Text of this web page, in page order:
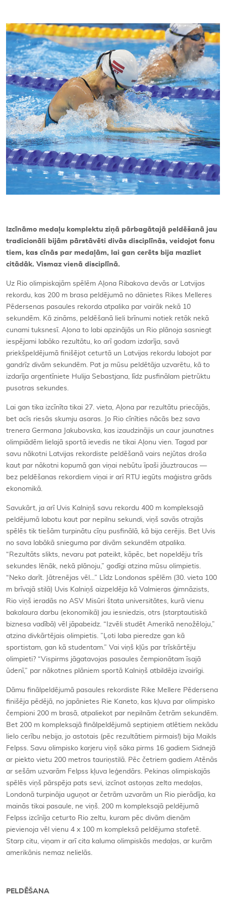
Izcīnāmo medaļu komplektu ziņā pārbagātajā peldēšanā jau
tradicionāli bijām pārstāvēti divās disciplīnās, veidojot fonu
tiem, kas cīnās par medaļām, lai gan cerēts bija mazliet
citādāk. Vismaz vienā disciplīnā.
Uz Rio olimpiskajām spēlēm Aļona Ribakova devās ar Latvijas
rekordu, kas 200 m brasa peldējumā no dānietes Rikes Melleres
Pēdersenas pasaules rekorda atpalika par vairāk nekā 10
sekundēm. Kā zināms, peldēšanā lieli brīnumi notiek retāk nekā
cunami tuksnesī. Aļona to labi apzinājās un Rio plānoja sasniegt
iespējami labāko rezultātu, ko arī godam izdarīja, savā
priekšpeldējumā finišējot ceturtā un Latvijas rekordu labojot par
gandrīz divām sekundēm. Pat ja mūsu peldētāja uzvarētu, kā to
izdarīja argentīniete Hulija Sebastjana, līdz pusfinālam pietrūktu
pusotras sekundes.
Lai gan tika izcīnīta tikai 27. vieta, Aļona par rezultātu priecājās,
bet acīs riesās skumju asaras. Jo Rio cīnīties nācās bez sava
trenera Germana Jakubovska, kas izaudzinājis un caur jaunatnes
olimpiādēm lielajā sportā ievedis ne tikai Aļonu vien. Tagad par
savu nākotni Latvijas rekordiste peldēšanā vairs nejūtas droša
kaut par nākotni kopumā gan viņai nebūtu īpaši jāuztraucas —
bez peldēšanas rekordiem viņai ir arī RTU iegūts maģistra grāds
ekonomikā.
Savukārt, ja arī Uvis Kalniņš savu rekordu 400 m kompleksajā
peldējumā labotu kaut par nepilnu sekundi, viņš savās otrajās
spēlēs tik tiešām turpinātu cīņu pusfinālā, kā bija cerējis. Bet Uvis
no sava labākā snieguma par divām sekundēm atpalika.
“Rezultāts slikts, nevaru pat pateikt, kāpēc, bet nopeldēju trīs
sekundes lēnāk, nekā plānoju,” godīgi atzina mūsu olimpietis.
“Neko darīt. Jātrenējas vēl…” Līdz Londonas spēlēm (30. vieta 100
m brīvajā stilā) Uvis Kalniņš aizpeldēja kā Valmieras ģimnāzists,
Rio viņš ieradās no ASV Misūri štata universitātes, kurā vienu
bakalaura darbu (ekonomikā) jau iesniedzis, otrs (starptautiskā
biznesa vadībā) vēl jāpabeidz. “Izvēli studēt Amerikā nenožēloju,”
atzina divkārtējais olimpietis. ”Ļoti laba pieredze gan kā
sportistam, gan kā studentam.” Vai viņš kļūs par trīskārtēju
olimpieti? “Vispirms jāgatavojas pasaules čempionātam īsajā
ūdenī,” par nākotnes plāniem sportā Kalniņš atbildēja izvairīgi.
Dāmu finālpeldējumā pasaules rekordiste Rike Mellere Pēdersena
finišēja pēdējā, no japānietes Rie Kaneto, kas kļuva par olimpisko
čempioni 200 m brasā, atpaliekot par nepilnām četrām sekundēm.
Bet 200 m kompleksajā finālpeldējumā septiņiem atlētiem nekādu
lielo cerību nebija, jo astotais (pēc rezultātiem pirmais!) bija Maikls
Felpss. Savu olimpisko karjeru viņš sāka pirms 16 gadiem Sidnejā
ar piekto vietu 200 metros tauriņstilā. Pēc četriem gadiem Atēnās
ar sešām uzvarām Felpss kļuva leģendārs. Pekinas olimpiskajās
spēlēs viņš pārspēja pats sevi, izcīnot astoņas zelta medaļas,
Londonā turpināja uguņot ar četrām uzvarām un Rio pierādīja, ka
mainās tikai pasaule, ne viņš. 200 m kompleksajā peldējumā
Felpss izcīnīja ceturto Rio zeltu, kuram pēc divām dienām
pievienoja vēl vienu 4 x 100 m kompleksā peldējuma stafetē.
Starp citu, viņam ir arī cita kaluma olimpiskās medaļas, ar kurām
amerikānis nemaz nelielās.
PELDĒŠANA